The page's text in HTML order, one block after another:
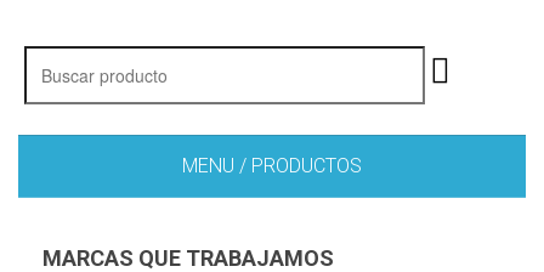
MENU / PRODUCTOS
MARCAS QUE TRABAJAMOS